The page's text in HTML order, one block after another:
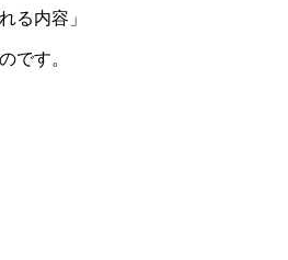
る内容」
です。